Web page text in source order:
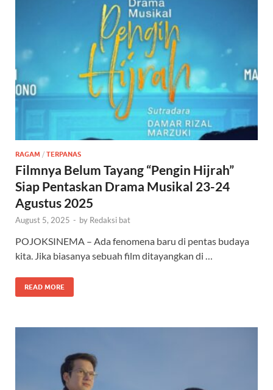
RAGAM / TERPANAS
Filmnya Belum Tayang “Pengin Hijrah”
Siap Pentaskan Drama Musikal 23-24
Agustus 2025
August 5, 2025 - by Redaksi bat
POJOKSINEMA – Ada fenomena baru di pentas budaya
kita. Jika biasanya sebuah film ditayangkan di …
READ MORE